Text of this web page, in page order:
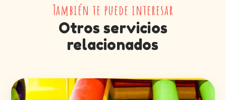
También te puede interesar
Otros servicios
relacionados